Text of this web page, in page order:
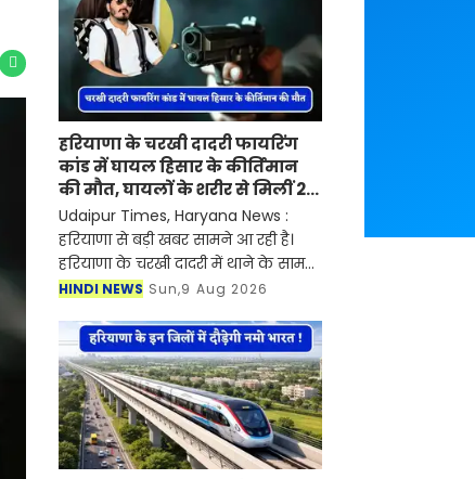
हरियाणा के चरखी दादरी फायरिंग
कांड में घायल हिसार के कीर्तिमान
की मौत, घायलों के शरीर से मिलीं 20
गोलियां
Udaipur Times, Haryana News :
हरियाणा से बड़ी खबर सामने आ रही है।
हरियाणा के चरखी दादरी में थाने के सामने
हुई 30 राउंड फायरिंग कांड में घायल हुए
निजी अस्पताल में
HINDI NEWS Sun,9 Aug 2026